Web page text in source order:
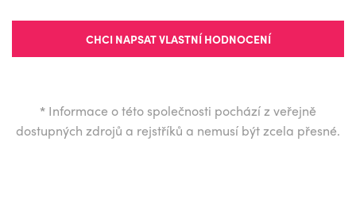
CHCI NAPSAT VLASTNÍ HODNOCENÍ
* Informace o této společnosti pochází z veřejně
dostupných zdrojů a rejstříků a nemusí být zcela přesné.